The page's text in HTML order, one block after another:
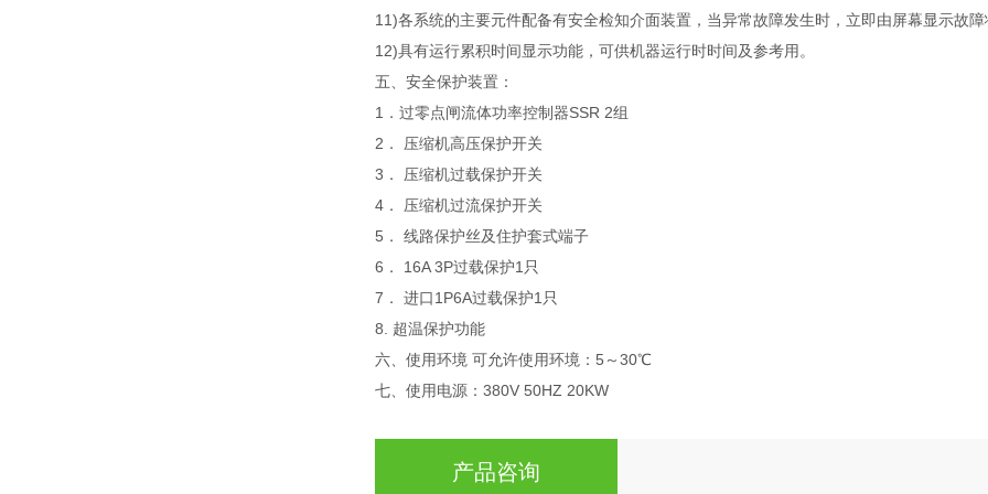
11)各系统的主要元件配备有安全检知介面装置，当异常故障发生时，立即由屏幕显示故障
12)具有运行累积时间显示功能，可供机器运行时时间及参考用。
五、安全保护装置：
1．过零点闸流体功率控制器SSR 2组
2． 压缩机高压保护开关
3． 压缩机过载保护开关
4． 压缩机过流保护开关
5． 线路保护丝及住护套式端子
6． 16A 3P过载保护1只
7． 进口1P6A过载保护1只
8. 超温保护功能
六、使用环境 可允许使用环境：5～30℃
七、使用电源：380V 50HZ 20KW
产品咨询